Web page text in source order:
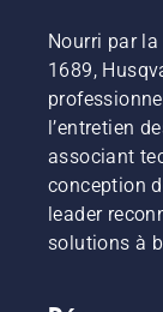
Nourri par
1689,
l’entretien
associant
conception
leader
solutions à